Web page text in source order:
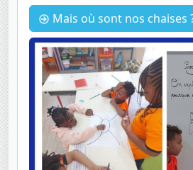
Mais où sont nos chaises ?